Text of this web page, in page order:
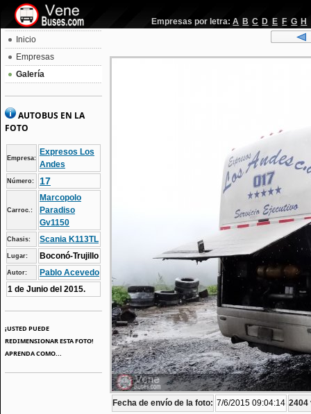
Empresas por letra: A B C D E F G H
Inicio
Empresas
Galería
AUTOBUS EN LA
FOTO
Empresa:
Expresos Los
Andes
Número: 17
Carroc.:
Marcopolo
Paradiso
Gv1150
Chasis: Scania K113TL
Lugar: Boconó-Trujillo
Autor:
Pablo Acevedo
1 de Junio del 2015.
¡USTED PUEDE
REDIMENSIONAR ESTA FOTO!
APRENDA COMO...
Fecha de envío de la foto: 7/6/2015 09:04:14 2404